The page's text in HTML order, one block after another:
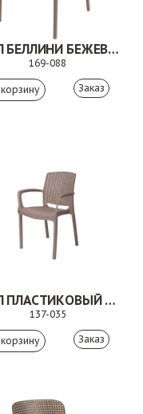
СТУЛ БЕЛЛИНИ БЕЖЕВО-КОРИЧНЕВЫЙ
169-088
Заказ
СТУЛ ПЛАСТИКОВЫЙ МИЛОН БЕЖЕВЫЙ
137-035
Заказ